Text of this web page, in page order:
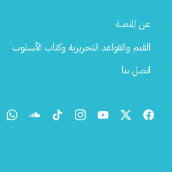
Footer
عن المنصة
القيم والقواعد التحريرية وكتاب الأسلوب
اتصل بنا